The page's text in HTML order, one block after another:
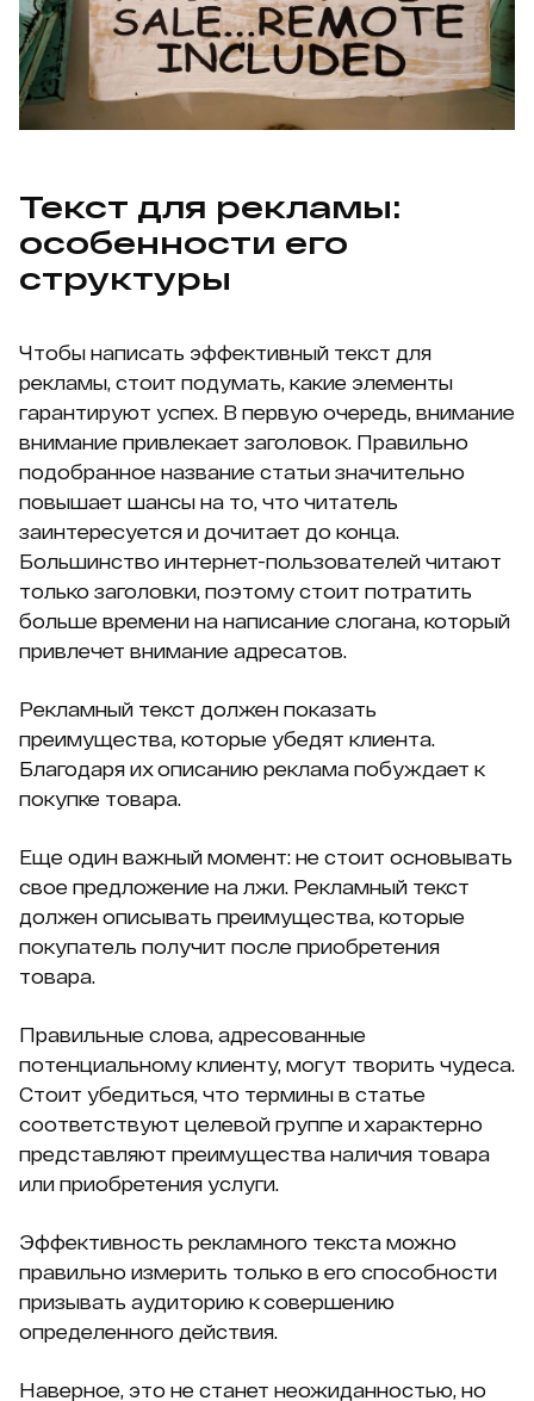
Текст для рекламы:
особенности его
структуры
Чтобы написать эффективный текст для
рекламы, стоит подумать, какие элементы
гарантируют успех. В первую очередь, внимание
внимание привлекает заголовок. Правильно
подобранное название статьи значительно
повышает шансы на то, что читатель
заинтересуется и дочитает до конца.
Большинство интернет-пользователей читают
только заголовки, поэтому стоит потратить
больше времени на написание слогана, который
привлечет внимание адресатов.
Рекламный текст должен показать
преимущества, которые убедят клиента.
Благодаря их описанию реклама побуждает к
покупке товара.
Еще один важный момент: не стоит основывать
свое предложение на лжи. Рекламный текст
должен описывать преимущества, которые
покупатель получит после приобретения
товара.
Правильные слова, адресованные
потенциальному клиенту, могут творить чудеса.
Стоит убедиться, что термины в статье
соответствуют целевой группе и характерно
представляют преимущества наличия товара
или приобретения услуги.
Эффективность рекламного текста можно
правильно измерить только в его способности
призывать аудиторию к совершению
определенного действия.
Наверное, это не станет неожиданностью, но